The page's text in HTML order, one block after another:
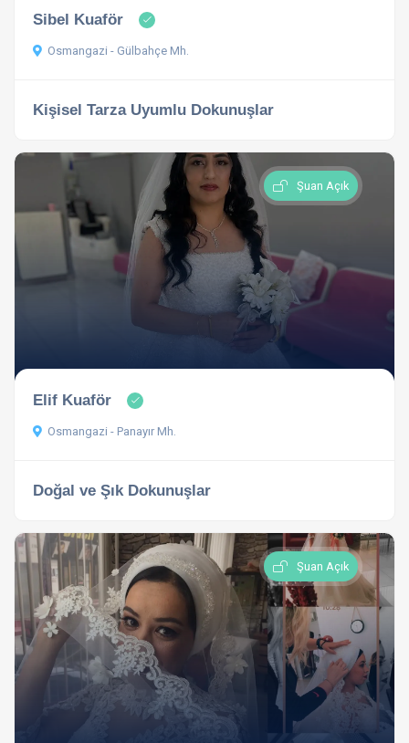
Sibel Kuaför
Osmangazi - Gülbahçe Mh.
Kişisel Tarza Uyumlu Dokunuşlar
Şuan Açık
Elif Kuaför
Osmangazi - Panayır Mh.
Doğal ve Şık Dokunuşlar
Şuan Açık